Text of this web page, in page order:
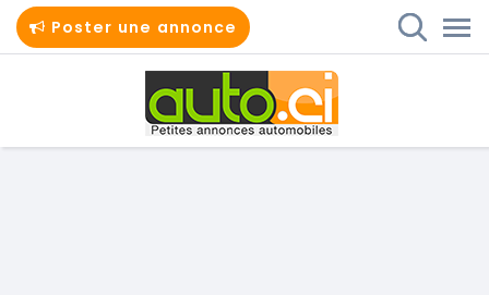
Poster une annonce